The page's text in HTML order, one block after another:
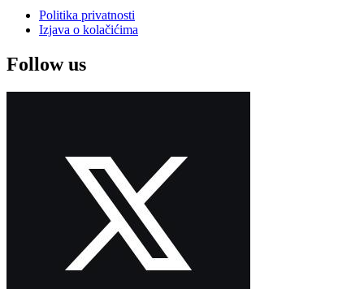
Politika privatnosti
Izjava o kolačićima
Follow us